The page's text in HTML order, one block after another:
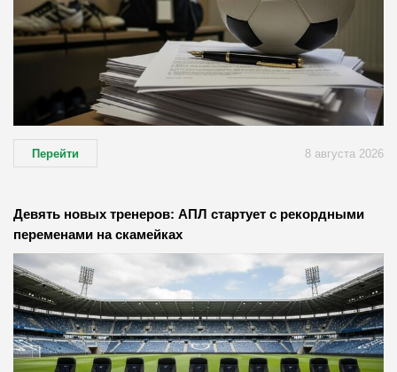
Перейти 8 августа 2026
Девять новых тренеров: АПЛ стартует с рекордными
переменами на скамейках